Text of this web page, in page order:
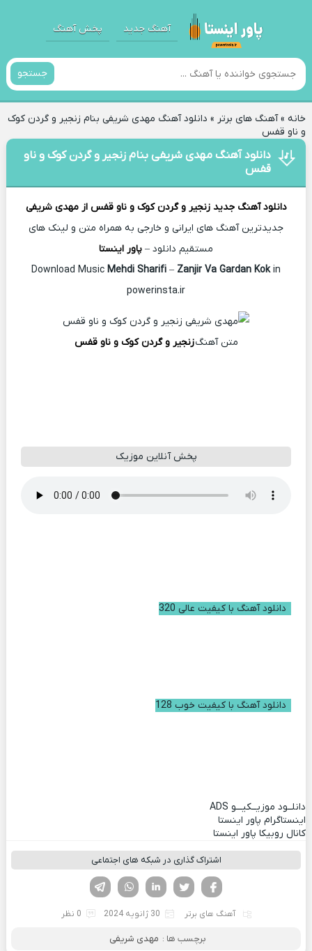
آهنگ جدید پخش آهنگ
جستجو
خانه»آهنگ های برتر » دانلود آهنگ مهدی شریفی بنام زنجیر و گردن کوک
و ناو قفس
دانلود آهنگ مهدی شریفی بنام زنجیر و گردن کوک و ناو
قفس
دانلود آهنگ جدید زنجیر و گردن کوک و ناو قفس ازمهدی شریفی
جدیدترین آهنگ های ایرانی و خارجی به همراه متن و لینک های
مستقیم دانلود – پاور اینستا
Mehdi Sharifi– Zanjir Va Gardan Kokin
powerinsta.ir
متن آهنگزنجیر و گردن کوک و ناو قفس
پخش آنلاین موزیک
دانلود آهنگ با کیفیت عالی 320
دانلود آهنگ با کیفیت خوب 128
دانلــود موزیــکیـــو ADS
اینستاگرام پاور اینستا
کانال روبیکا پاور اینستا
اشتراک گذاری در شبکه های اجتماعی
لینکدین تویتر
فیسوک
آهنگ های برتر 30 ژانویه 2024 0 نظر
برچسب ها : مهدی شریفی